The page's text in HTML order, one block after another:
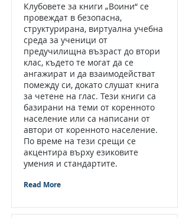
Клубовете за книги „Воини“ се
провеждат в безопасна,
структурирана, виртуална учебна
среда за ученици от
предучилищна възраст до втори
клас, където те могат да се
ангажират и да взаимодействат
помежду си, докато слушат книга
за четене на глас. Тези книги са
базирани на теми от коренното
население или са написани от
автори от коренното население.
По време на тези срещи се
акцентира върху езиковите
умения и стандартите.
Read More